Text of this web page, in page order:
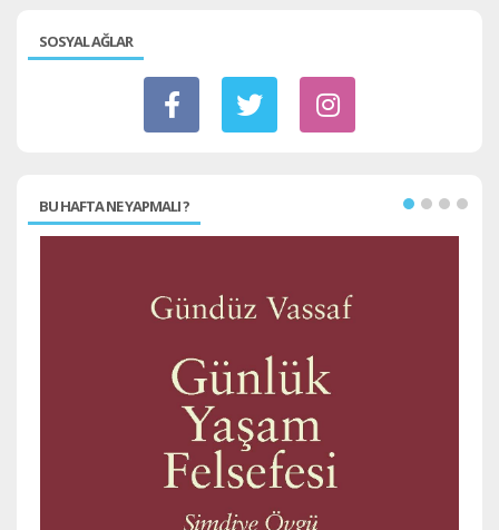
SOSYAL AĞLAR
BU HAFTA NE YAPMALI ?